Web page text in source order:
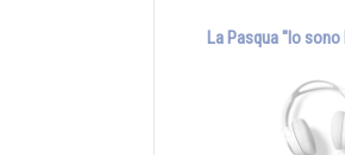
La Pasqua "Io